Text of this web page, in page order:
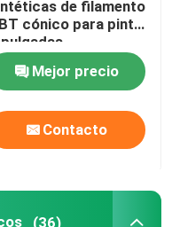
de filamento
cónico para pintar
Mejor precio
Contacto
(36)